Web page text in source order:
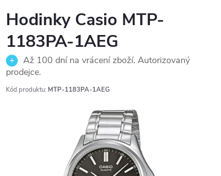
Hodinky Casio MTP-
1183PA-1AEG
Až 100 dní na vrácení zboží. Autorizovaný
prodejce.
Kód produktu: MTP-1183PA-1AEG